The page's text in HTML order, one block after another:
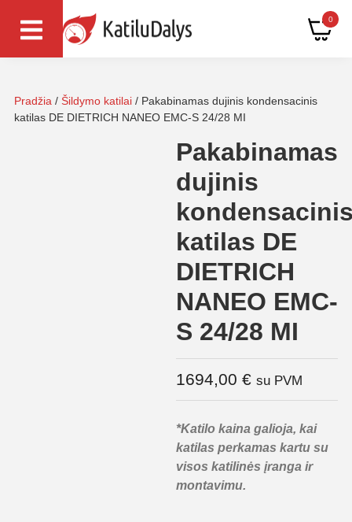
0
Pradžia / Šildymo katilai / Pakabinamas dujinis kondensacinis
katilas DE DIETRICH NANEO EMC-S 24/28 MI
Pakabinamas
dujinis
katilas DE
DIETRICH
NANEO EMC-
S 24/28 MI
1694,00 € su PVM
*Katilo kaina galioja, kai
katilas perkamas kartu su
visos katilinės įranga ir
montavimu.